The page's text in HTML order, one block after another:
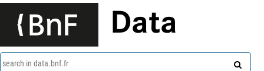
Data
search in data.bnf.fr